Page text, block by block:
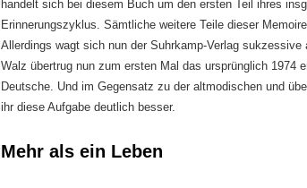
handelt sich bei diesem Buch um den ersten Teil ihres
Erinnerungszyklus. Sämtliche weitere Teile dieser
Allerdings wagt sich nun der Suhrkamp-Verlag
Walz übertrug nun zum ersten Mal das ursprünglich 1974
Deutsche. Und im Gegensatz zu der altmodischen und
ihr diese Aufgabe deutlich besser.
Mehr als ein Leben